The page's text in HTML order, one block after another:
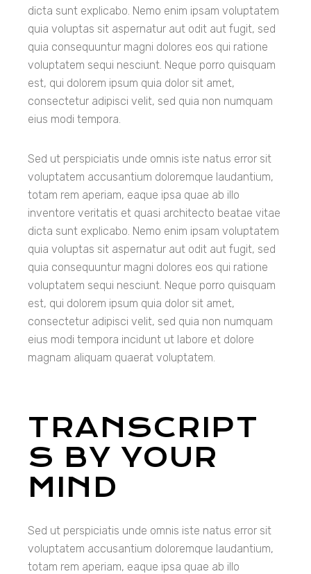
dicta sunt explicabo. Nemo enim ipsam voluptatem
quia voluptas sit aspernatur aut odit aut fugit, sed
quia consequuntur magni dolores eos qui ratione
voluptatem sequi nesciunt. Neque porro quisquam
est, qui dolorem ipsum quia dolor sit amet,
consectetur adipisci velit, sed quia non numquam
eius modi tempora.
Sed ut perspiciatis unde omnis iste natus error sit
voluptatem accusantium doloremque laudantium,
totam rem aperiam, eaque ipsa quae ab illo
inventore veritatis et quasi architecto beatae vitae
dicta sunt explicabo. Nemo enim ipsam voluptatem
quia voluptas sit aspernatur aut odit aut fugit, sed
quia consequuntur magni dolores eos qui ratione
voluptatem sequi nesciunt. Neque porro quisquam
est, qui dolorem ipsum quia dolor sit amet,
consectetur adipisci velit, sed quia non numquam
eius modi tempora incidunt ut labore et dolore
magnam aliquam quaerat voluptatem.
TRANSCRIPT
S BY YOUR
MIND
Sed ut perspiciatis unde omnis iste natus error sit
voluptatem accusantium doloremque laudantium,
totam rem aperiam, eaque ipsa quae ab illo